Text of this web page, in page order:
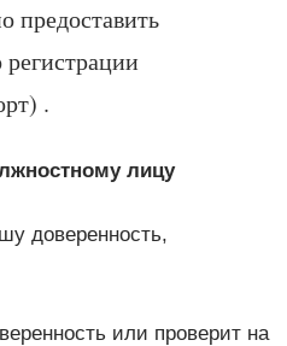
предоставить
регистрации
.
лицу
доверенность,
или проверит на